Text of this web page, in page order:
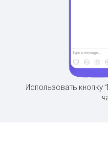
Использовать кнопку